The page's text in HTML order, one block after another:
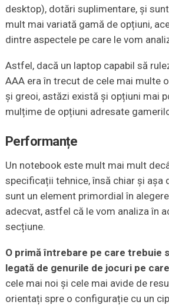
desktop), dotări suplimentare, și
mult mai variată gamă de opțiuni,
dintre aspectele pe care le vom
Astfel, dacă un laptop capabil să
AAA era în trecut de cele mai multe
și greoi, astăzi există și opțiuni mai
mulțime de opțiuni adresate
Performanțe
Un notebook este mult mai mult
specificații tehnice, însă chiar și așa
sunt un element primordial în
adecvat, astfel că le vom analiza în
secțiune.
O primă întrebare pe care trebuie
legată de genurile de jocuri pe
cele mai noi și cele mai avide de
orientați spre o configurație cu un